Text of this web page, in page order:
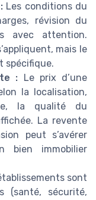
Les conditions du
révision du
avec attention.
mais le
spécifique.
: Le prix d’une
la localisation,
la qualité du
La revente
peut s’avérer
bien immobilier
sont
(santé, sécurité,